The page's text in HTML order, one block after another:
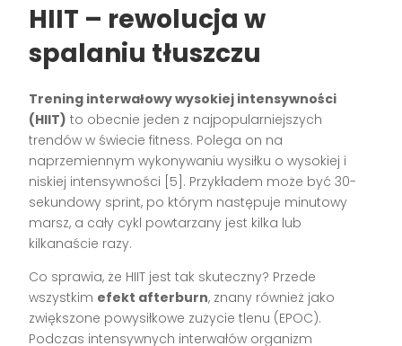
HIIT – rewolucja w
spalaniu tłuszczu
Trening interwałowy wysokiej intensywności
(HIIT) to obecnie jeden z najpopularniejszych
trendów w świecie fitness. Polega on na
naprzemiennym wykonywaniu wysiłku o wysokiej i
niskiej intensywności [5]. Przykładem może być 30-
sekundowy sprint, po którym następuje minutowy
marsz, a cały cykl powtarzany jest kilka lub
kilkanaście razy.
Co sprawia, że HIIT jest tak skuteczny? Przede
wszystkim efekt afterburn, znany również jako
zwiększone powysiłkowe zużycie tlenu (EPOC).
Podczas intensywnych interwałów organizm